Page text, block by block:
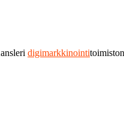
digimarkkinointi